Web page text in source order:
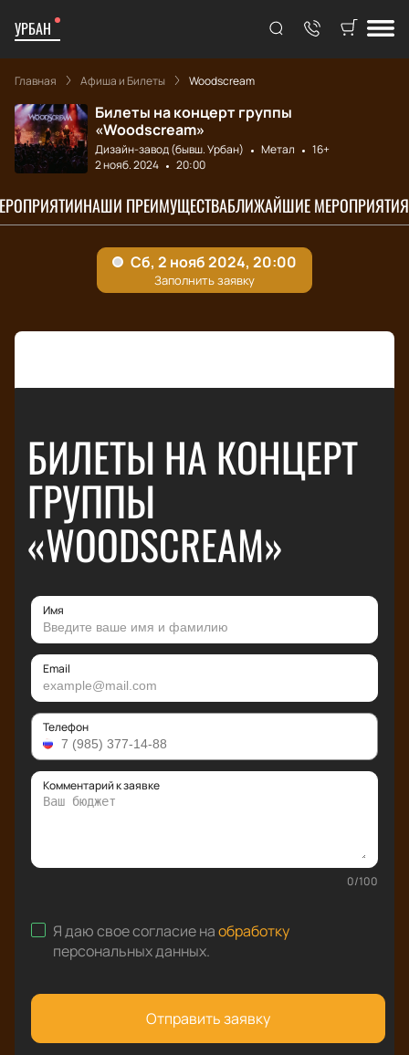
УРБАН
Главная Афиша и Билеты Woodscream
Билеты на концерт группы
«Woodscream»
Дизайн-завод (бывш. Урбан) Метал
16+
2 нояб. 2024
20:00
НАШИ ПРЕИМУЩЕСТВАБЛИЖАЙШИЕ МЕРОПРИЯТИЯ
БИЛЕТЫ НА КОНЦЕРТ
ГРУППЫ
«WOODSCREAM»
Имя
Email
Телефон
Комментарий к заявке
0/100
Я даю свое согласие наобработку
персональных данных.
Отправить заявку